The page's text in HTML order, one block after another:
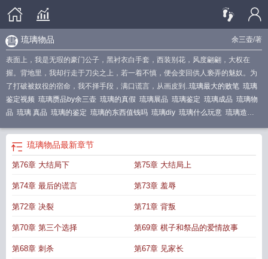
余三壶/著
琉璃物品
表面上，我是无瑕的豪门公子，黑衬衣白手套，西装别花，风度翩翩，大权在
握。背地里，我却行走于刀尖之上，若一着不慎，便会变回供人亵弄的魅奴。为
了打破被奴役的宿命，我不择手段，满口谎言，从画皮到..琉璃最大的败笔 琉璃
鉴定视频 琉璃赝品by余三壶 琉璃的真假 琉璃展品 琉璃鉴定 琉璃成品 琉璃物
品 琉璃 真品 琉璃的鉴定 琉璃的东西值钱吗 琉璃diy 琉璃什么玩意 琉璃造
琉璃物品最新章节
第76章 大结局下 第75章 大结局上
第74章 最后的谎言 第73章 羞辱
第72章 决裂 第71章 背叛
第70章 第三个选择 第69章 棋子和祭品的爱情故事
第68章 刺杀 第67章 见家长